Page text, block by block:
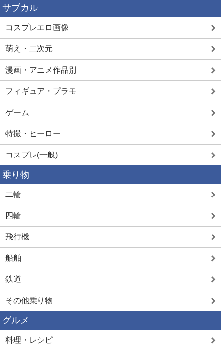
サブカル
コスプレエロ画像
萌え・二次元
漫画・アニメ作品別
フィギュア・プラモ
ゲーム
特撮・ヒーロー
コスプレ(一般)
乗り物
二輪
四輪
飛行機
船舶
鉄道
その他乗り物
グルメ
料理・レシピ